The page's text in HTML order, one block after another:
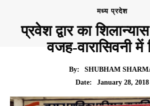
मध्य प्रदेश
प्रवेश द्वार का
वजह-वारासिवनी में
By:
SHUBHAM
Date:
January 28, 2018